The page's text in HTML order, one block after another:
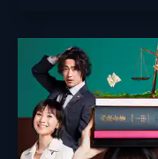
第7話 オンナの敵！結
婚約者に二股を掛けられ
たという河合紀香が「美
来訪。結婚を信じていた
に大金を貢いでいた。凛
お金を返してもらうた
23分